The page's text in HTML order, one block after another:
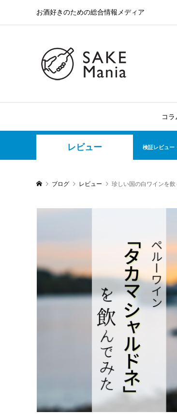
お酒好きのための総合情報メディア
コラ
レビュー 検証レビュー
ブログ レビュー 珍しい国の白ワインを